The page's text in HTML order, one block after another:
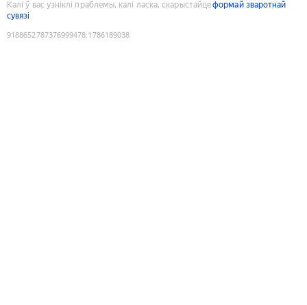
Калі ў вас узніклі праблемы, калі ласка, скарыстайцеформай зваротнай
сувязі
9188652787376999478:1786189038